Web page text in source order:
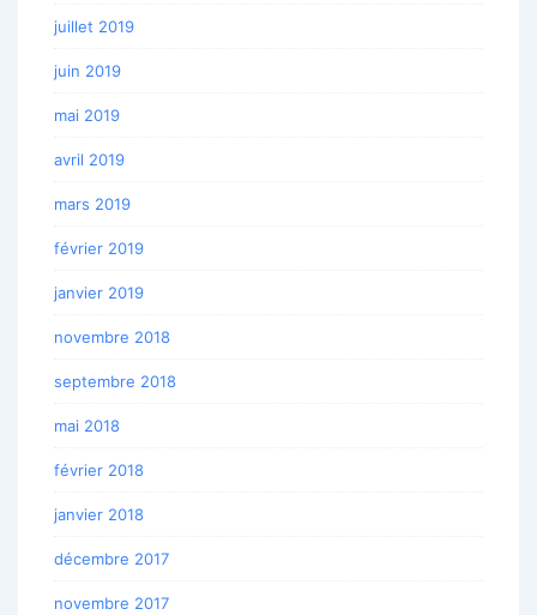
juillet 2019
juin 2019
mai 2019
avril 2019
mars 2019
février 2019
janvier 2019
novembre 2018
septembre 2018
mai 2018
février 2018
janvier 2018
décembre 2017
novembre 2017